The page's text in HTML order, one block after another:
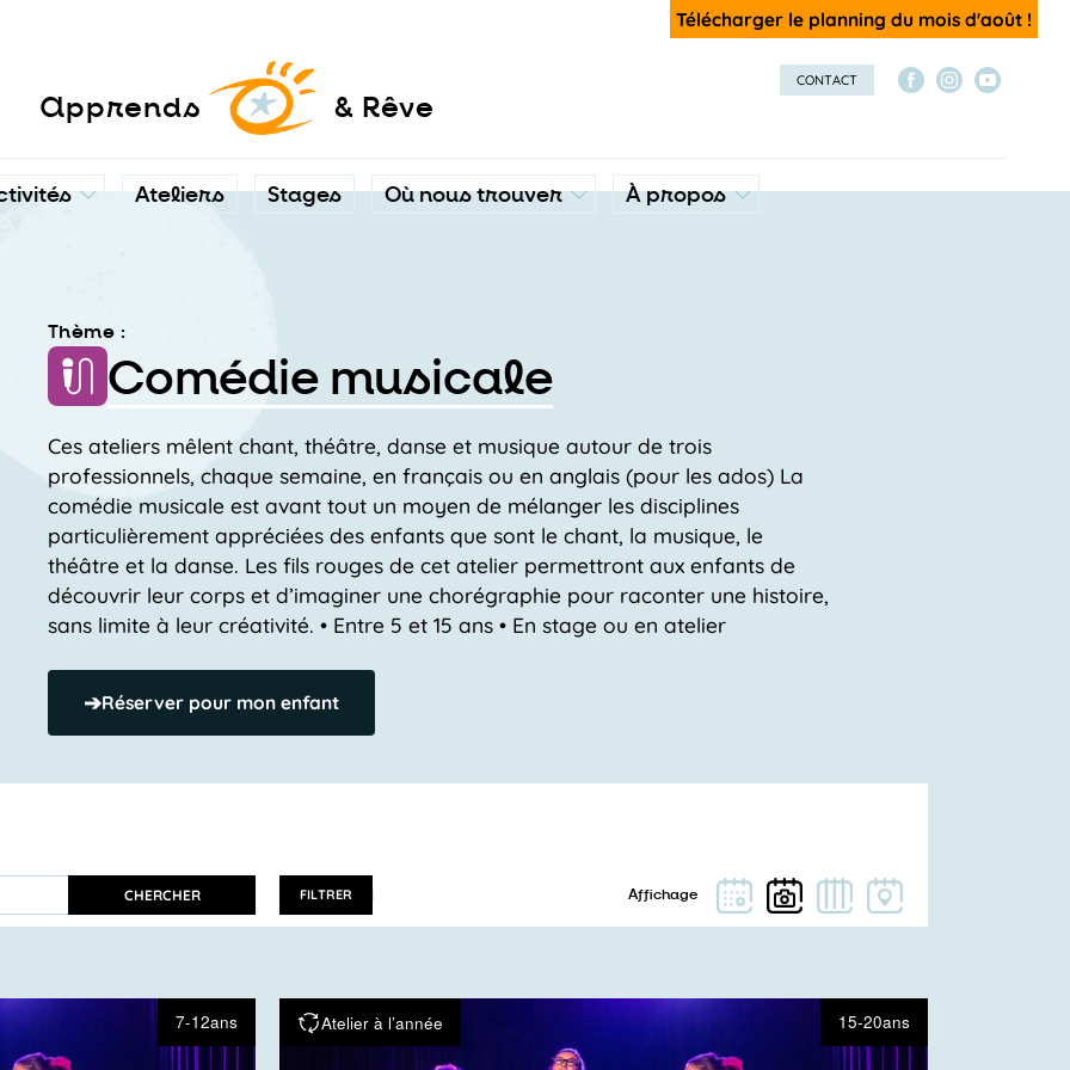
Télécharger le planning du mois d'août !
apprends & Rêve
Ateliers Stages Où nous trouver À propos
CONTACT
Thème :
Comédie musicale
Ces ateliers mêlent chant, théâtre, danse et musique autour de trois
professionnels, chaque semaine, en français ou en anglais (pour les ados) La
comédie musicale est avant tout un moyen de mélanger les disciplines
particulièrement appréciées des enfants que sont le chant, la musique, le
théâtre et la danse. Les fils rouges de cet atelier permettront aux enfants de
découvrir leur corps et d’imaginer une chorégraphie pour raconter une histoire,
sans limite à leur créativité. • Entre 5 et 15 ans • En stage ou en atelier
➔Réserver pour mon enfant
CHERCHER FILTRER
7-12ans Atelier à l’année 15-20ans